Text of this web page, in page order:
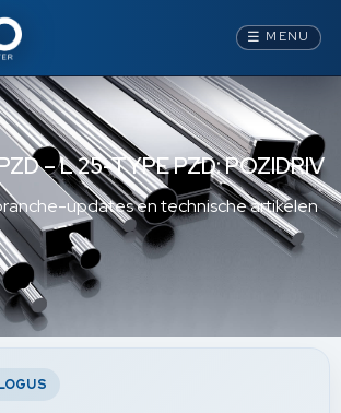
☰ MENU
– L 25-TYPE PZD: POZIDRIV
updates en technische artikelen